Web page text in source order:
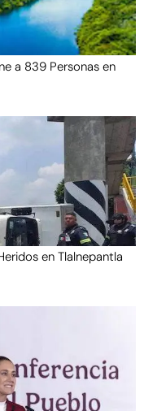
a 839 Personas en
en Tlalnepantla